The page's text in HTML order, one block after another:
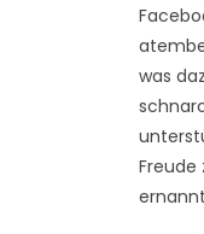
was
Freude